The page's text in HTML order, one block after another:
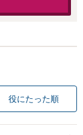
役にたった順